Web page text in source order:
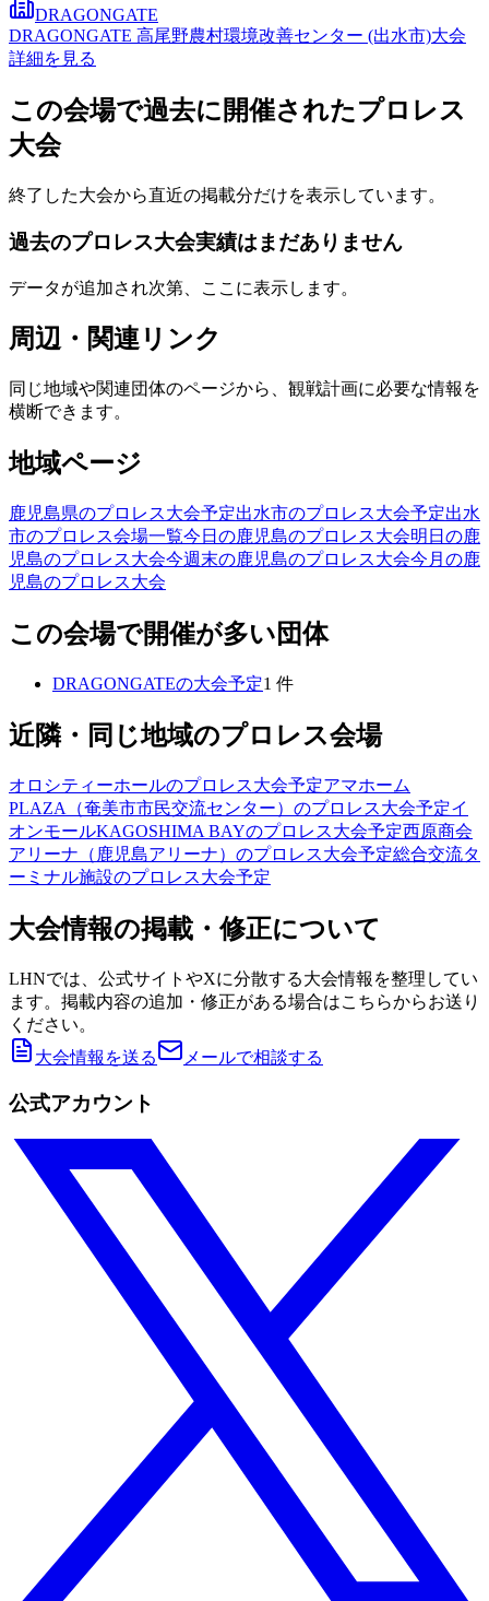
DRAGONGATE
DRAGONGATE 高尾野農村環境改善センター (出水市)大会
詳細を見る
この会場で過去に開催されたプロレス
大会
終了した大会から直近の掲載分だけを表示しています。
過去のプロレス大会実績はまだありません
データが追加され次第、ここに表示します。
周辺・関連リンク
同じ地域や関連団体のページから、観戦計画に必要な情報を
横断できます。
地域ページ
鹿児島県のプロレス大会予定出水市のプロレス大会予定出水
市のプロレス会場一覧今日の鹿児島のプロレス大会明日の鹿
児島のプロレス大会今週末の鹿児島のプロレス大会今月の鹿
児島のプロレス大会
この会場で開催が多い団体
DRAGONGATEの大会予定1 件
近隣・同じ地域のプロレス会場
オロシティーホールのプロレス大会予定アマホーム
PLAZA（奄美市市民交流センター） のプロレス大会予定イ
オンモールKAGOSHIMA BAYのプロレス大会予定西原商会
アリーナ（鹿児島アリーナ） のプロレス大会予定総合交流タ
ーミナル施設のプロレス大会予定
大会情報の掲載・修正について
LHNでは、公式サイトやXに分散する大会情報を整理してい
ます。掲載内容の追加・修正がある場合はこちらからお送り
ください。
大会情報を送る
メールで相談する
公式アカウント